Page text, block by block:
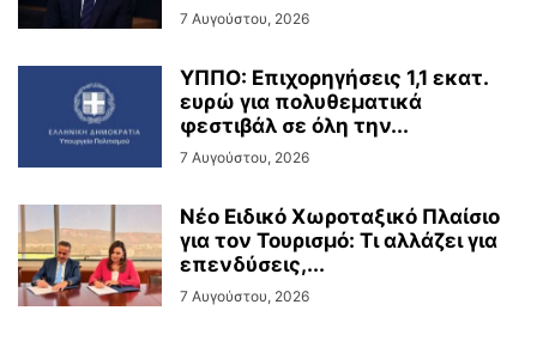
7 Αυγούστου, 2026
ΥΠΠΟ: Επιχορηγήσεις 1,1 εκατ.
ευρώ για πολυθεματικά
φεστιβάλ σε όλη την...
7 Αυγούστου, 2026
Νέο Ειδικό Χωροταξικό Πλαίσιο
για τον Τουρισμό: Τι αλλάζει για
επενδύσεις,...
7 Αυγούστου, 2026